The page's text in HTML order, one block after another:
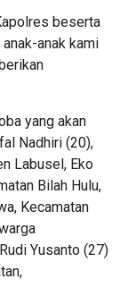
beserta
anak kami
yang akan
Nadhiri (20),
Labusel, Eko
Bilah Hulu,
Kecamatan
Yusanto (27)